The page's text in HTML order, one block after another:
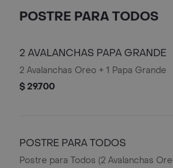
POSTRE PARA TODOS
2 AVALANCHAS PAPA GRANDE
2 Avalanchas Oreo + 1 Papa Grande
$ 29.700
POSTRE PARA TODOS
Postre para Todos (2 Avalanchas